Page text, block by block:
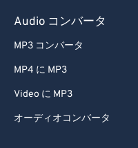
Audio コンバータ
MP3 コンバータ
MP4 に MP3
Video に MP3
オーディオコンバータ